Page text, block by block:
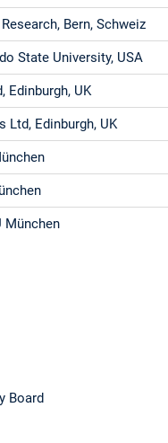
Bern, Schweiz
State University, USA
Edinburgh, UK
Ltd, Edinburgh, UK
München
Board